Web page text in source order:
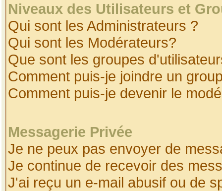
Niveaux des Utilisateurs et
Qui sont les Administrateurs ?
Qui sont les Modérateurs?
Que sont les groupes
Comment puis-je joindre un
Comment puis-je devenir le
Messagerie Privée
Je ne peux pas envoyer de
Je continue de recevoir des
J'ai reçu un e-mail abusif ou de